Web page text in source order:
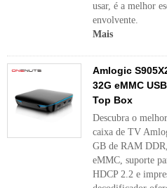
usar, é a melhor
envolvente.
Mais
Amlogic
32G eMMC
Top Box
Descubra o
caixa de TV
GB de RAM
eMMC, suporte
HDCP 2.2 e